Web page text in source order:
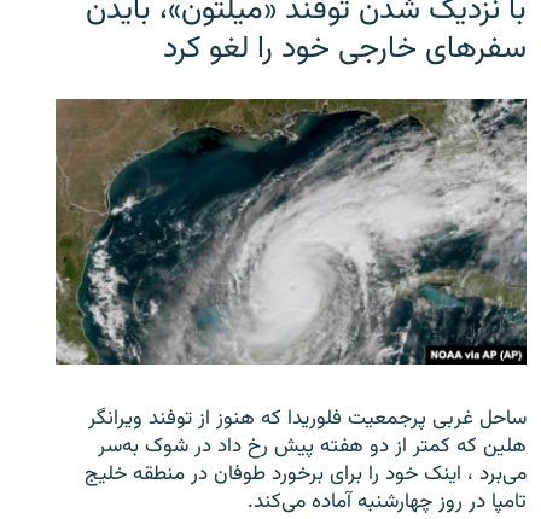
با نزدیک شدن توفند «میلتون»، بایدن
سفرهای خارجی خود را لغو کرد
ساحل غربی پرجمعیت فلوریدا که هنوز از توفند ویرانگر
هلین که کمتر از دو هفته پیش رخ داد در شوک به‌سر
می‌برد ، اینک خود را برای برخورد طوفان در منطقه خلیج
تامپا در روز چهارشنبه آماده می‌کند.